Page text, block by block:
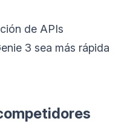
de APIs
3 sea más rápida